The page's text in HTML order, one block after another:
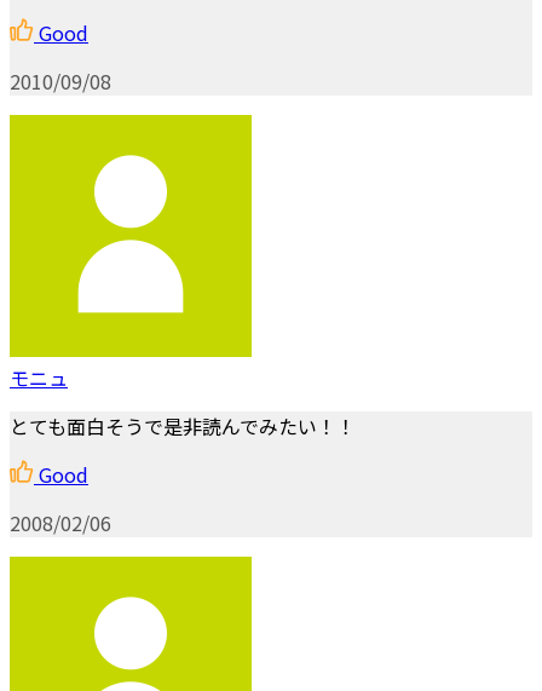
Good
2010/09/08
モニュ
とても面白そうで是非読んでみたい！！
Good
2008/02/06